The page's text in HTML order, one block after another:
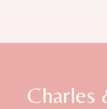
Charles